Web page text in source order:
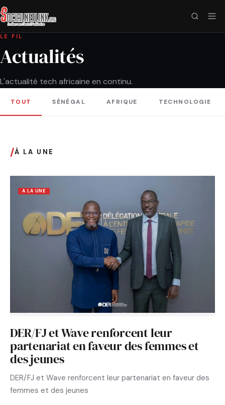
LE FIL
Actualités
L'actualité tech africaine en continu.
TOUT SÉNÉGAL AFRIQUE TECHNOLOGIE
/À LA UNE
A LA UNE
DER/FJ et Wave renforcent leur
partenariat en faveur des femmes et
des jeunes
DER/FJ et Wave renforcent leur partenariat en faveur des
femmes et des jeunes